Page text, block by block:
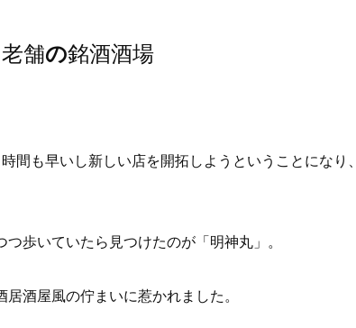
舗の銘酒酒場
間も早いし新しい店を開拓しようということになり、
歩いていたら見つけたのが「明神丸」。
酒屋風の佇まいに惹かれました。